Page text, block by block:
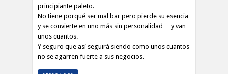
principiante paleto.
No tiene porqué ser mal bar pero pierde su esencia
y se convierte en uno más sin personalidad… y van
unos cuantos.
Y seguro que así seguirá siendo como unos cuantos
no se agarren fuerte a sus negocios.